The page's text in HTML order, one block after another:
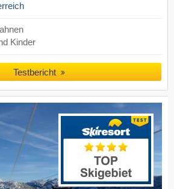
Kinder
Testbericht